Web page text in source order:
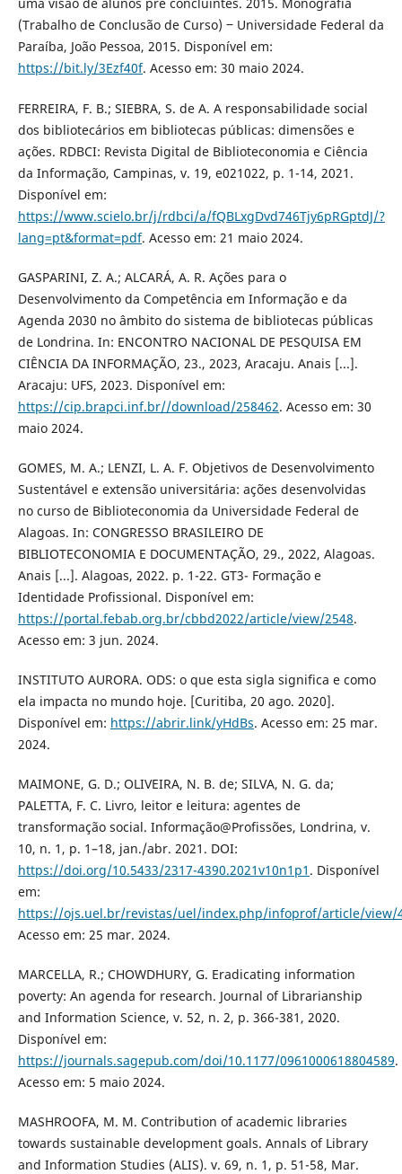
uma visão de alunos pré concluintes. 2015. Monografia
(Trabalho de Conclusão de Curso) ‒ Universidade Federal da
Paraíba, João Pessoa, 2015. Disponível em:
https://bit.ly/3Ezf40f. Acesso em: 30 maio 2024.
FERREIRA, F. B.; SIEBRA, S. de A. A responsabilidade social
dos bibliotecários em bibliotecas públicas: dimensões e
ações. RDBCI: Revista Digital de Biblioteconomia e Ciência
da Informação, Campinas, v. 19, e021022, p. 1-14, 2021.
Disponível em:
https://www.scielo.br/j/rdbci/a/fQBLxgDvd746Tjy6pRGptdJ/?
lang=pt&format=pdf. Acesso em: 21 maio 2024.
GASPARINI, Z. A.; ALCARÁ, A. R. Ações para o
Desenvolvimento da Competência em Informação e da
Agenda 2030 no âmbito do sistema de bibliotecas públicas
de Londrina. In: ENCONTRO NACIONAL DE PESQUISA EM
CIÊNCIA DA INFORMAÇÃO, 23., 2023, Aracaju. Anais [...].
Aracaju: UFS, 2023. Disponível em:
https://cip.brapci.inf.br//download/258462. Acesso em: 30
maio 2024.
GOMES, M. A.; LENZI, L. A. F. Objetivos de Desenvolvimento
Sustentável e extensão universitária: ações desenvolvidas
no curso de Biblioteconomia da Universidade Federal de
Alagoas. In: CONGRESSO BRASILEIRO DE
BIBLIOTECONOMIA E DOCUMENTAÇÃO, 29., 2022, Alagoas.
Anais [...]. Alagoas, 2022. p. 1-22. GT3- Formação e
Identidade Profissional. Disponível em:
https://portal.febab.org.br/cbbd2022/article/view/2548.
Acesso em: 3 jun. 2024.
INSTITUTO AURORA. ODS: o que esta sigla significa e como
ela impacta no mundo hoje. [Curitiba, 20 ago. 2020].
Disponível em: https://abrir.link/yHdBs. Acesso em: 25 mar.
2024.
MAIMONE, G. D.; OLIVEIRA, N. B. de; SILVA, N. G. da;
PALETTA, F. C. Livro, leitor e leitura: agentes de
transformação social. Informação@Profissões, Londrina, v.
10, n. 1, p. 1–18, jan./abr. 2021. DOI:
https://doi.org/10.5433/2317-4390.2021v10n1p1 . Disponível
em:
https://ojs.uel.br/revistas/uel/index.php/infoprof/article/view/
Acesso em: 25 mar. 2024.
MARCELLA, R.; CHOWDHURY, G. Eradicating information
poverty: An agenda for research. Journal of Librarianship
and Information Science, v. 52, n. 2, p. 366-381, 2020.
Disponível em:
https://journals.sagepub.com/doi/10.1177/0961000618804589.
Acesso em: 5 maio 2024.
MASHROOFA, M. M. Contribution of academic libraries
towards sustainable development goals. Annals of Library
and Information Studies (ALIS). v. 69, n. 1, p. 51-58, Mar.